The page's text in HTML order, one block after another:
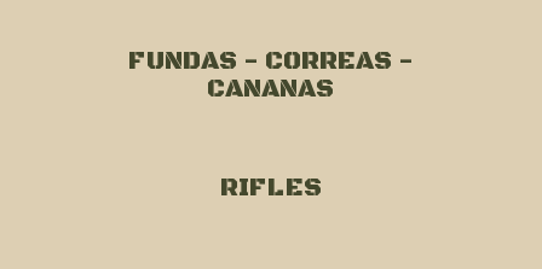
FUNDAS - CORREAS -
CANANAS
RIFLES